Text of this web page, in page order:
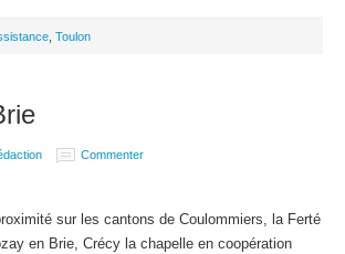
Toulon
Commenter
sur les cantons de Coulommiers, la Ferté
en Brie, Crécy la chapelle en coopération